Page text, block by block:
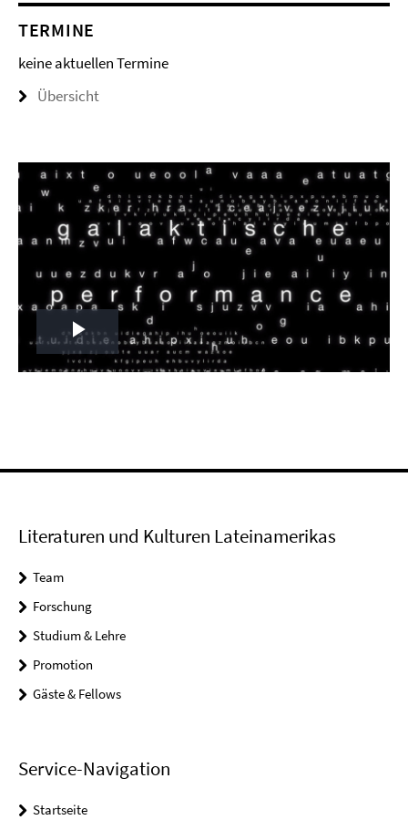
TERMINE
keine aktuellen Termine
Übersicht
Play
Literaturen und Kulturen Lateinamerikas
Team
Forschung
Studium & Lehre
Promotion
Gäste & Fellows
Service-Navigation
Startseite